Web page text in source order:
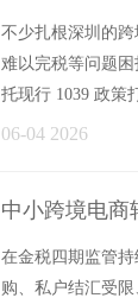
不少扎根深圳的
难以完税等问题
托现行 1039 政策
06-04 2026
中小跨境电商
在金税四期监管
购、私户结汇受